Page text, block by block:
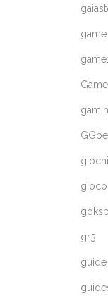
game
giochi
gioco
gr3
guide